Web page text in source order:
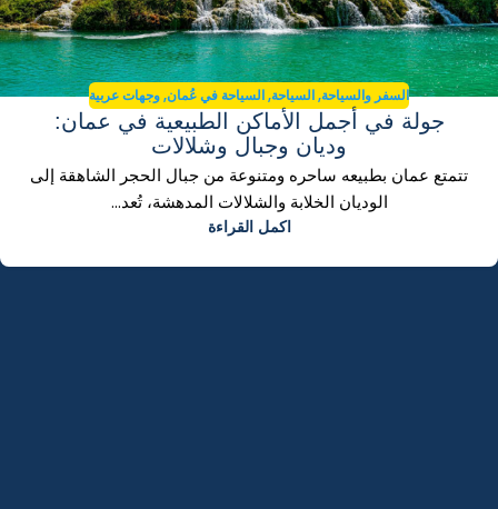
السفر والسياحة, السياحة, السياحة في عُمان, وجهات عربية
جولة في أجمل الأماكن الطبيعية في عمان:
وديان وجبال وشلالات
تتمتع عمان بطبيعه ساحره ومتنوعة من جبال الحجر الشاهقة إلى
الوديان الخلابة والشلالات المدهشة، تُعد...
اكمل القراءة